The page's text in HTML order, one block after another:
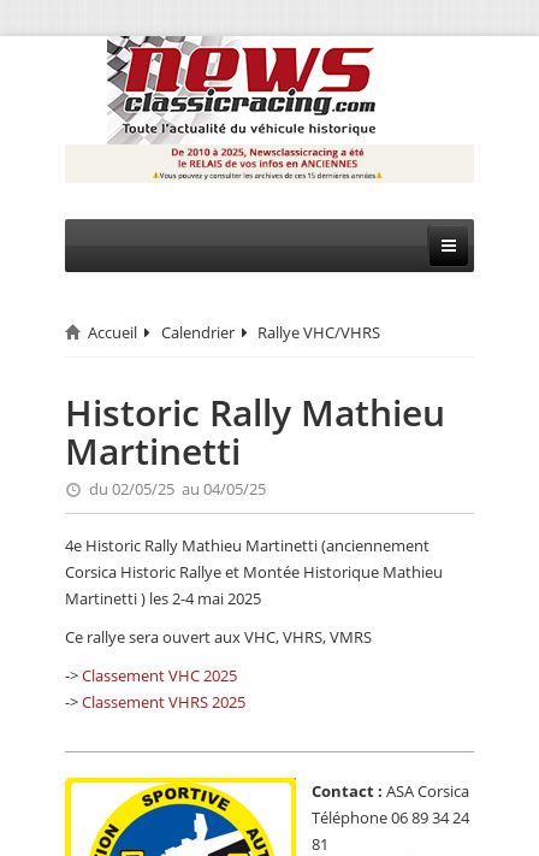
CIRCUIT
RALLYE
MONTAGNE
EVÈNEMENTS
CALENDRIER
FOCUS
VIDEO
ANNUAIRES
PETITES ANNONCES
Accueil Calendrier Rallye VHC/VHRS
Historic Rally Mathieu
Martinetti
du 02/05/25 au 04/05/25
4e Historic Rally Mathieu Martinetti (anciennement
Corsica Historic Rallye et Montée Historique Mathieu
Martinetti ) les 2-4 mai 2025
Ce rallye sera ouvert aux VHC, VHRS, VMRS
->Classement VHC 2025
->Classement VHRS 2025
Contact : ASA Corsica
Téléphone 06 89 34 24
81